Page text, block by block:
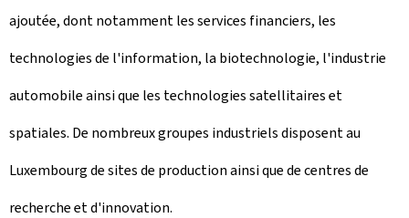
ajoutée, dont notamment les services financiers, les
technologies de l'information, la biotechnologie, l'industrie
automobile ainsi que les technologies satellitaires et
spatiales. De nombreux groupes industriels disposent au
Luxembourg de sites de production ainsi que de centres de
recherche et d'innovation.